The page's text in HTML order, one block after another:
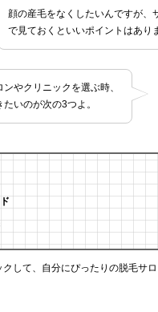
顔の産毛をなくしたいんですが、
で見ておくといいポイントはあり
やクリニックを選ぶ時、
いのが次の3つよ。
して、自分にぴったりの脱毛サ